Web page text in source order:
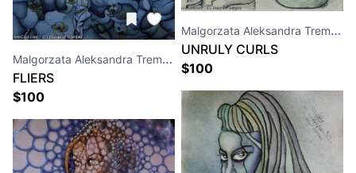
Malgorzata Aleksandra Trembla
FLIERS
$100
Malgorzata Aleksandra Trembla
UNRULY CURLS
$100